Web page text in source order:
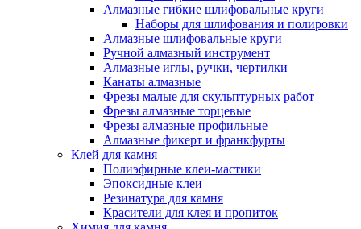
Алмазные гибкие шлифовальные круги
Наборы для шлифования и полировки
Алмазные шлифовальные круги
Ручной алмазный инструмент
Алмазные иглы, ручки, чертилки
Канаты алмазные
Фрезы малые для скульптурных работ
Фрезы алмазные торцевые
Фрезы алмазные профильные
Алмазные фикерт и франкфурты
Клей для камня
Полиэфирные клеи-мастики
Эпоксидные клеи
Резинатура для камня
Красители для клея и пропиток